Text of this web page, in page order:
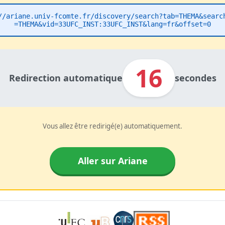
fcomte.fr/discovery/
=THEMA&vid=33UFC_INST:33UFC_INST&lang=fr&offset=0
Redirection automatique 16 secondes
Vous allez être redirigé(e) automatiquement.
Aller sur Ariane